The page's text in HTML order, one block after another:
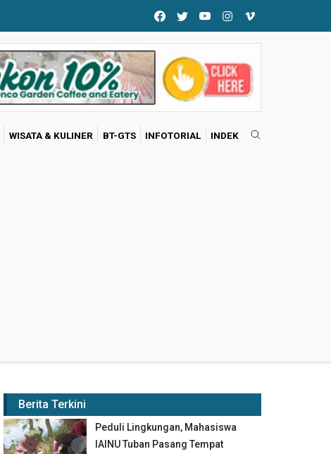
WISATA & KULINER BT-GTS INFOTORIAL INDEK
Berita Terkini
Peduli Lingkungan, Mahasiswa
IAINU Tuban Pasang Tempat